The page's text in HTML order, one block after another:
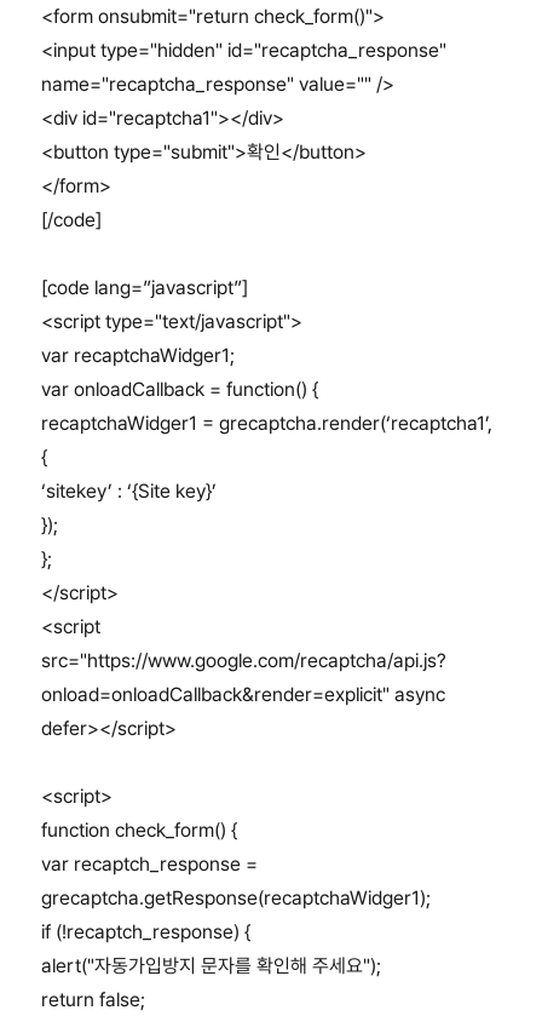
<form onsubmit="return check_form()">
<input type="hidden" id="recaptcha_response"
name="recaptcha_response" value="" />
<div id="recaptcha1"></div>
<button type="submit">확인</button>
</form>
[/code]
[code lang=”javascript”]
<script type="text/javascript">
var recaptchaWidger1;
var onloadCallback = function() {
recaptchaWidger1 = grecaptcha.render(‘recaptcha1’,
{
‘sitekey’ : ‘{Site key}’
});
};
</script>
<script
src="https://www.google.com/recaptcha/api.js?
onload=onloadCallback&render=explicit" async
defer></script>
<script>
function check_form() {
var recaptch_response =
grecaptcha.getResponse(recaptchaWidger1);
if (!recaptch_response) {
alert("자동가입방지 문자를 확인해 주세요");
return false;